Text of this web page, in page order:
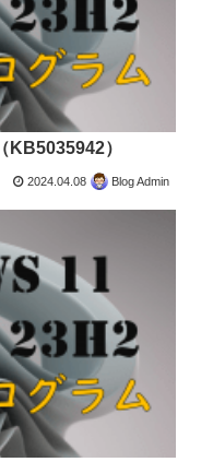
）
2024.04.08 Blog Admin